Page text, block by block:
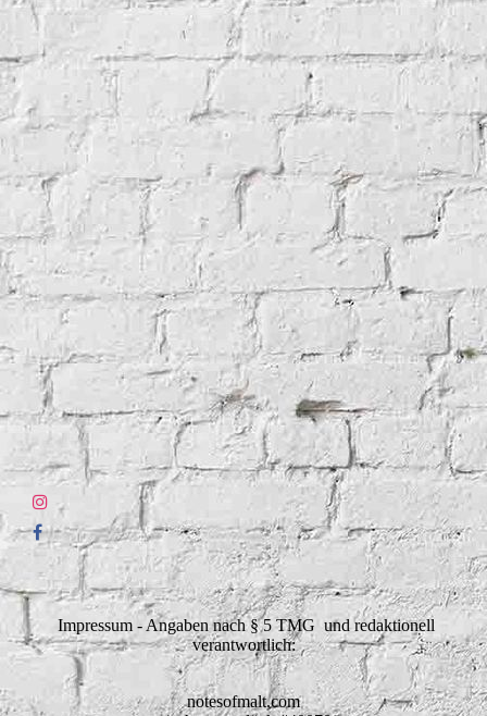
Impressum - Angaben nach § 5 TMG und redaktionell
verantwortlich:
notesofmalt.com